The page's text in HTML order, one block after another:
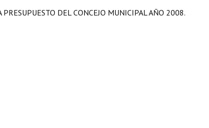
DEL CONCEJO MUNICIPAL AÑO 2008.